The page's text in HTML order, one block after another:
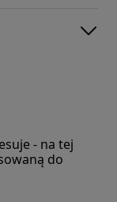
- na tej
do